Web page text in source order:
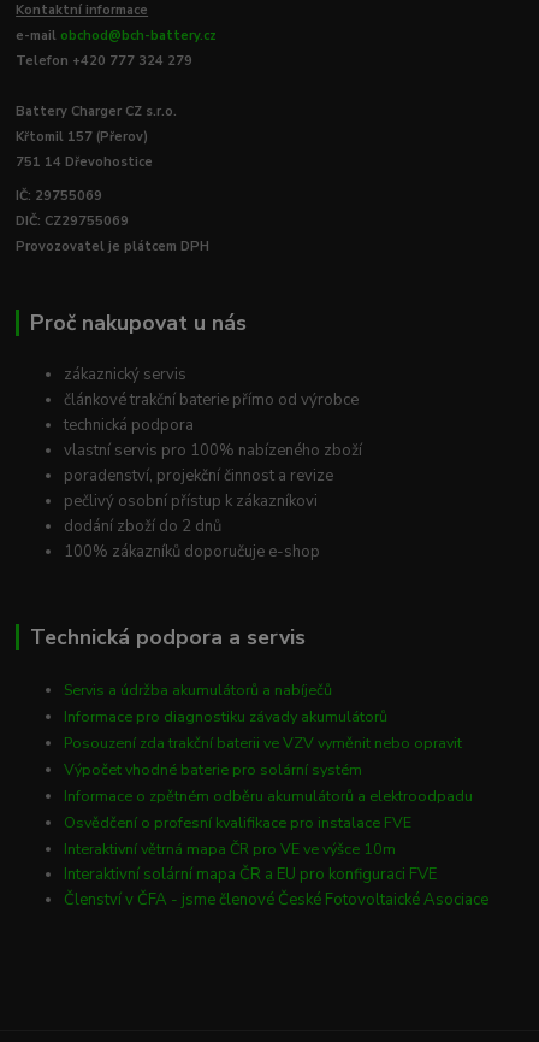
Kontaktní informace
e-mail obchod@bch-battery.cz
Telefon +420 777 324 279
Battery Charger CZ s.r.o.
Křtomil 157 (Přerov)
751 14 Dřevohostice
IČ: 29755069
DIČ: CZ29755069
Provozovatel je plátcem DPH
Proč nakupovat u nás
zákaznický servis
článkové trakční baterie přímo od výrobce
technická podpora
vlastní servis pro 100% nabízeného zboží
poradenství, projekční činnost a revize
pečlivý osobní přístup k zákazníkovi
dodání zboží do 2 dnů
100% zákazníků doporučuje e-shop
Technická podpora a servis
Servis a údržba akumulátorů a nabíječů
Informace pro diagnostiku závady akumulátorů
Posouzení zda trakční baterii ve VZV vyměnit nebo opravit
Výpočet vhodné baterie pro solární systém
Informace o zpětném odběru akumulátorů a elektroodpadu
Osvědčení o profesní kvalifikace pro instalace FVE
Interaktivní větrná mapa ČR pro VE ve výšce 10m
Interaktivní solární mapa ČR a EU pro konfiguraci FVE
Členství v ČFA - jsme členové České Fotovoltaické Asociace